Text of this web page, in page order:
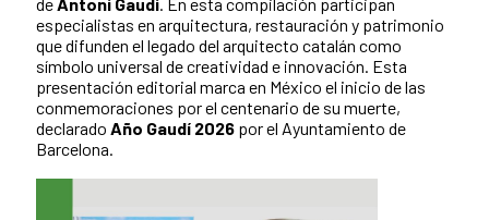
deAntoni Gaudí. En esta compilación participan
especialistas en arquitectura, restauración y patrimonio
que difunden el legado del arquitecto catalán como
símbolo universal de creatividad e innovación. Esta
presentación editorial marca en México el inicio de las
conmemoraciones por el centenario de su muerte,
declarado Año Gaudí 2026 por el Ayuntamiento de
Barcelona.